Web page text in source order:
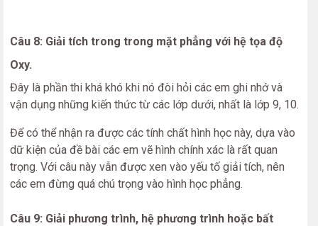
Câu 8: Giải tích trong trong mặt phẳng với hệ tọa độ
Oxy.
Đây là phần thi khá khó khi nó đòi hỏi các em ghi nhớ và
vận dụng những kiến thức từ các lớp dưới, nhất là lớp 9, 10.
Để có thể nhận ra được các tính chất hình học này, dựa vào
dữ kiện của đề bài các em vẽ hình chính xác là rất quan
trọng. Với câu này vẫn được xen vào yếu tố giải tích, nên
các em đừng quá chú trọng vào hình học phẳng.
Câu 9: Giải phương trình, hệ phương trình hoặc bất